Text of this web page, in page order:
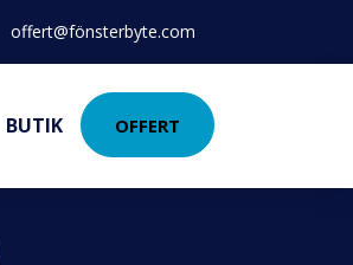
offert@fönsterbyte.com
BUTIK OFFERT